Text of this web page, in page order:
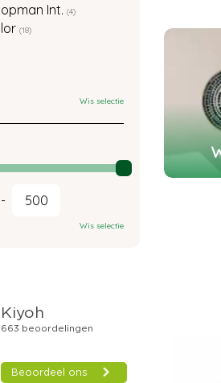
Int. (4)
(18)
Wis selectie
-
Wis selectie